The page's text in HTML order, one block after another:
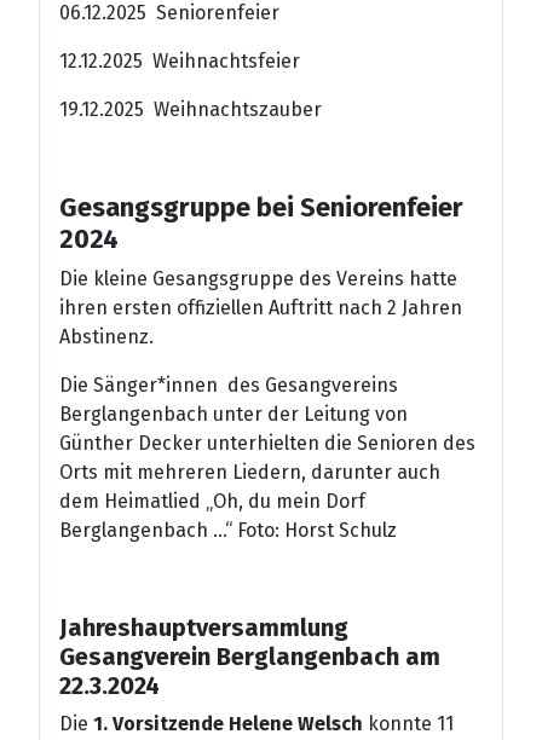
06.12.2025 Seniorenfeier
12.12.2025 Weihnachtsfeier
19.12.2025 Weihnachtszauber
Gesangsgruppe bei Seniorenfeier
2024
Die kleine Gesangsgruppe des Vereins hatte
ihren ersten offiziellen Auftritt nach 2 Jahren
Abstinenz.
Die Sänger*innen des Gesangvereins
Berglangenbach unter der Leitung von
Günther Decker unterhielten die Senioren des
Orts mit mehreren Liedern, darunter auch
dem Heimatlied „Oh, du mein Dorf
Berglangenbach ...“ Foto: Horst Schulz
Jahreshauptversammlung
Gesangverein Berglangenbach am
22.3.2024
Die 1. Vorsitzende Helene Welsch konnte 11